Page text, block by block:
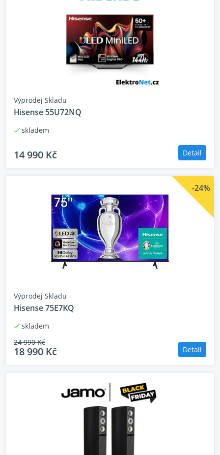
Výprodej Skladu
Hisense 55U72NQ
skladem
14 990 Kč Detail
-24%
Výprodej Skladu
Hisense 75E7KQ
skladem
24 990 Kč
18 990 Kč Detail